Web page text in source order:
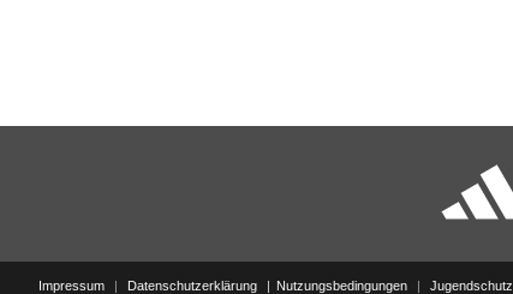
Impressum | Datenschutzerklärung Nutzungsbedingungen | Jugendschutz